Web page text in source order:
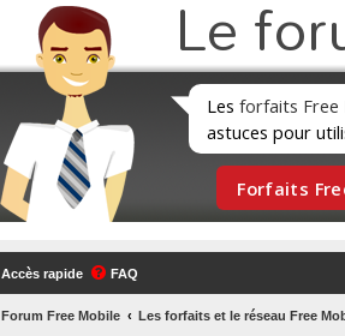
Le
Les forfaits Free
astuces pour
Forfaits
Accès rapide FAQ
Forum Free Mobile Les forfaits et le réseau Free